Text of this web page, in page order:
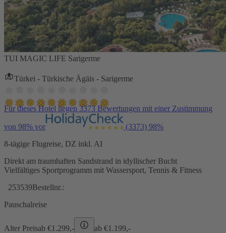
TUI MAGIC LIFE Sarigerme
Türkei - Türkische Ägäis - Sarigerme
Für dieses Hotel liegen 3373 Bewertungen mit einer Zustimmung
von 98% vor (3373) 98%
8-tägige Flugreise, DZ inkl. AI
Direkt am traumhaften Sandstrand in idyllischer Bucht
Vielfältiges Sportprogramm mit Wassersport, Tennis & Fitness
253539Bestellnr.:
Pauschalreise
Alter Preisab €1.299,- ab €1.199,-